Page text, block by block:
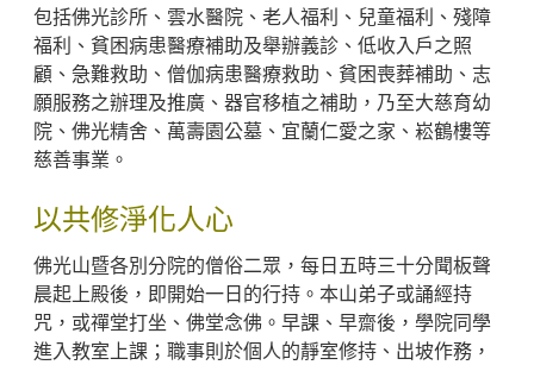
包括佛光診所、雲水醫院、老人福利、兒童福利、殘障
福利、貧困病患醫療補助及舉辦義診、低收入戶之照
顧、急難救助、僧伽病患醫療救助、貧困喪葬補助、志
願服務之辦理及推廣、器官移植之補助，乃至大慈育幼
院、佛光精舍、萬壽園公墓、宜蘭仁愛之家、崧鶴樓等
慈善事業。
以共修淨化人心
佛光山暨各別分院的僧俗二眾，每日五時三十分聞板聲
晨起上殿後，即開始一日的行持。本山弟子或誦經持
咒，或禪堂打坐、佛堂念佛。早課、早齋後，學院同學
進入教室上課；職事則於個人的靜室修持、出坡作務，